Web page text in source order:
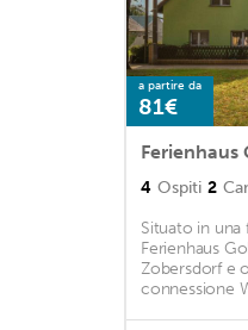
a partire da
81€
4 Ospiti 2
Situato in una
Ferienhaus
Zobersdorf e
connessione